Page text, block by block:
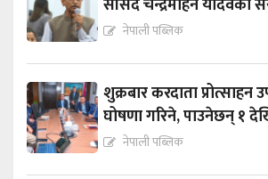
सांसद चन्द्रमोहन यादवको
नेपाली पब्लिक
शुक्रबार करदाता प्रोत्साहन
घोषणा गरिने, पाउनेछन् १
नेपाली पब्लिक